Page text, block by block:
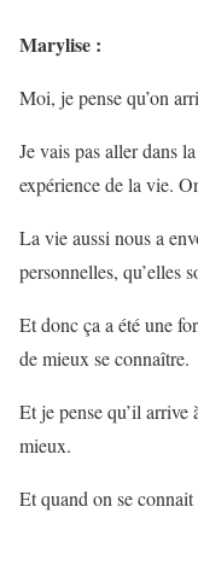
Marylise :
Moi, je pense qu’on
Je vais pas aller dans
expérience de la vie.
La vie aussi nous a
personnelles, qu’elles
Et donc ça a été une
de mieux se connaître.
Et je pense qu’il
mieux.
Et quand on se